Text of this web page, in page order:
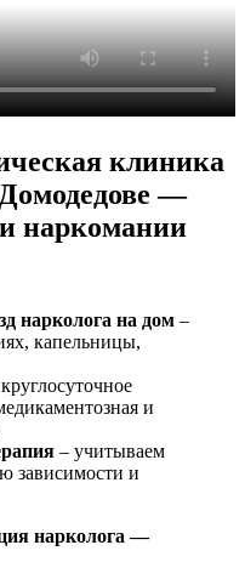
клиника
—
наркомании
нарколога на дом –
капельницы,
и
– учитываем
зависимости и
нарколога —